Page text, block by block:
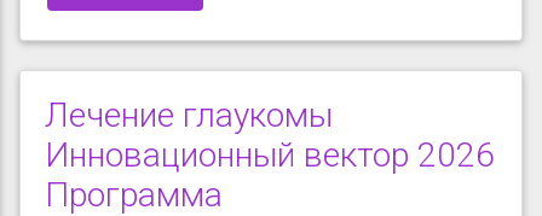
Лечение глаукомы
Инновационный вектор 2026
Программа